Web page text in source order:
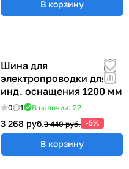
В корзину
Шина для
электропроводки для
инд. оснащения 1200 мм
0 1 В наличии: 22
3 268 руб.3 440 руб. -5%
В корзину